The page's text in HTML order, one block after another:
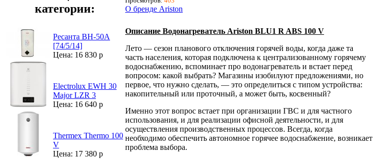
категории:
Ресанта ВН-50А
[74/5/14]
Цена: 16 830 р
Electrolux EWH 30
Major LZR 3
Цена: 16 640 р
Thermex Thermo 100
V
Цена: 17 380 р
О бренде Ariston
Описание Водонагреватель Ariston BLU1 R ABS 100 V
Лето — сезон планового отключения горячей воды, когда даже та
часть населения, которая подключена к централизованному горячему
водоснабжению, вспоминает про водонагреватель и встает перед
вопросом: какой выбрать? Магазины изобилуют предложениями, но
первое, что нужно сделать, — это определиться с типом устройства:
накопительный или проточный, а может быть, косвенный?
Именно этот вопрос встает при организации ГВС и для частного
использования, и для реализации офисной деятельности, и для
осуществления производственных процессов. Всегда, когда
необходимо обеспечить автономное горячее водоснабжение, возникает
проблема выбора.